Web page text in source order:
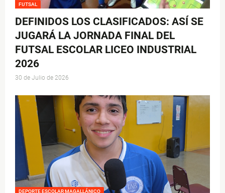
FUTSAL
DEFINIDOS LOS CLASIFICADOS: ASÍ SE
JUGARÁ LA JORNADA FINAL DEL
FUTSAL ESCOLAR LICEO INDUSTRIAL
2026
30 de Julio de 2026
DEPORTE ESCOLAR MAGALLÁNICO